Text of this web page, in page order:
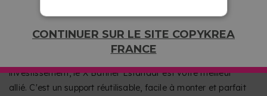
CONTINUER SUR LE SITE COPYKREA
FRANCE
UNE FAÇON ÉCONOMIQUE DE PROMOUVOIR
VOTRE ENTREPRISE
investissement, le X Banner Estándar est votre meilleur
allié. C'est un support réutilisable, facile à monter et parfait